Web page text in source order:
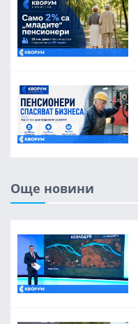
Още новини